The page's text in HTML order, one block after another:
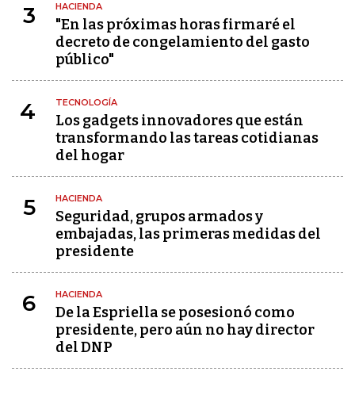
3 HACIENDA
"En las próximas horas firmaré el
decreto de congelamiento del gasto
público"
4 TECNOLOGÍA
Los gadgets innovadores que están
transformando las tareas cotidianas
del hogar
5 HACIENDA
Seguridad, grupos armados y
embajadas, las primeras medidas del
presidente
6 HACIENDA
De la Espriella se posesionó como
presidente, pero aún no hay director
del DNP